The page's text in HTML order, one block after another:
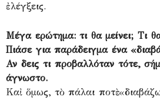
ἐλέγξεις.
Μέγα ερώτημα: τι θα μείνει; Τι
Πιάσε για παράδειγμα ένα
Αν δεις τι προβαλλόταν τότε,
άγνωστο.
Καἰ ὅμως, τὸ πάλαι ποτὲ